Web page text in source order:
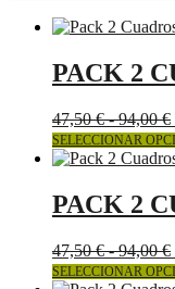
PACK 2
47,50€ - 94,00€
SELECCIONAR
PACK 2
47,50€ - 94,00€
SELECCIONAR